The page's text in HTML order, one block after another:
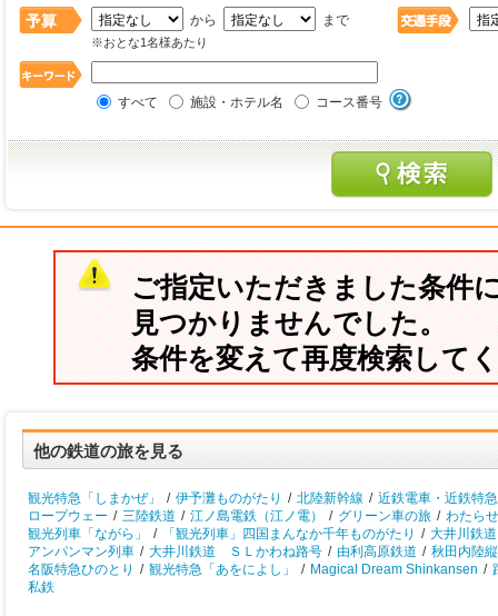
から まで
※おとな1名様あたり
すべて 施設・ホテル名 コース番号
ご指定いただきました条件
見つかりませんでした。
条件を変えて再度検索して
他の鉄道の旅を見る
観光特急「しまかぜ」 / 伊予灘ものがたり / 北陸新幹線 / 近鉄電車・近鉄特急
ロープウェー / 三陸鉄道 / 江ノ島電鉄（江ノ電） / グリーン車の旅 / わたら
観光列車「ながら」
/ 「観光列車」四国まんなか千年ものがたり / 大井川鉄
アンパンマン列車 / 大井川鉄道 ＳＬかわね路号 / 由利高原鉄道 / 秋田内陸
名阪特急ひのとり / 観光特急「あをによし」 / Magical Dream Shinkansen /
私鉄